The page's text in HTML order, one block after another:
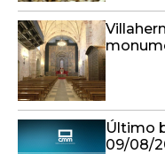
Último
09/08/